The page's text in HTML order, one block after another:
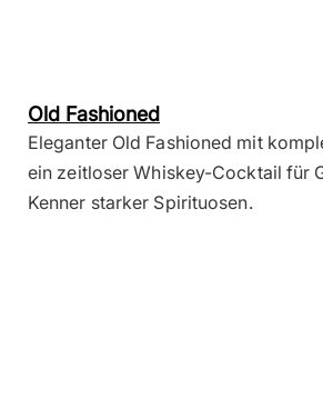
Old Fashioned
Eleganter Old Fashioned mit
ein zeitloser Whiskey-Cocktail für
Kenner starker Spirituosen.